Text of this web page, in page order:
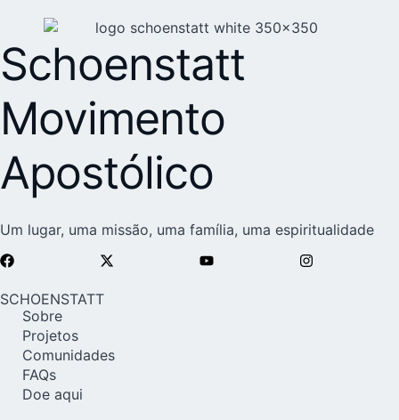
Schoenstatt
Movimento
Apostólico
Um lugar, uma missão, uma família, uma espiritualidade
SCHOENSTATT
Sobre
Projetos
Comunidades
FAQs
Doe aqui